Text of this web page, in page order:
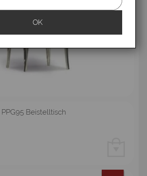
PPG95 Beistelltisch
OK